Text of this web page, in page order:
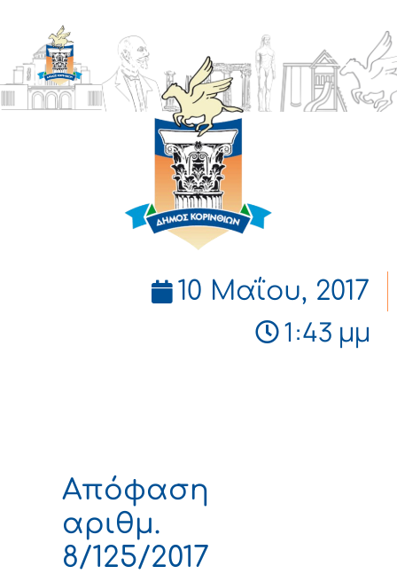
ΔΗΜΟΣ
ΚΟΡΙΝΘΙΩΝ
10 Μαΐου, 2017
1:43 μμ
Απόφαση
αριθμ.
8/125/2017